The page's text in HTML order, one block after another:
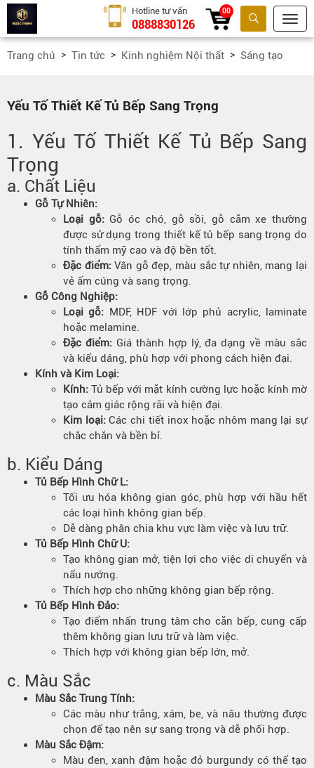
Tìm kiếm
Hotline tư vấn
0888830126
00
Trang chủ Tin tức Kinh nghiệm Nội thất Sáng tạo
Yếu Tố Thiết Kế Tủ Bếp Sang Trọng
1. Yếu Tố Thiết Kế Tủ Bếp Sang
Trọng
a. Chất Liệu
Gỗ Tự Nhiên:
Loại gỗ:Gỗ óc chó, gỗ sồi, gỗ căm xe thường
được sử dụng trong thiết kế tủ bếp sang trọng do
tính thẩm mỹ cao và độ bền tốt.
Đặc điểm:Vân gỗ đẹp, màu sắc tự nhiên, mang lại
vẻ ấm cúng và sang trọng.
Gỗ Công Nghiệp:
Loại gỗ: MDF, HDF với lớp phủ acrylic, laminate
hoặc melamine.
Đặc điểm:Giá thành hợp lý, đa dạng về màu sắc
và kiểu dáng, phù hợp với phong cách hiện đại.
Kính và Kim Loại:
Kính: Tủ bếp với mặt kính cường lực hoặc kính mờ
tạo cảm giác rộng rãi và hiện đại.
Kim loại:Các chi tiết inox hoặc nhôm mang lại sự
chắc chắn và bền bỉ.
b. Kiểu Dáng
Tủ Bếp Hình Chữ L:
Tối ưu hóa không gian góc, phù hợp với hầu hết
các loại hình không gian bếp.
Dễ dàng phân chia khu vực làm việc và lưu trữ.
Tủ Bếp Hình Chữ U:
Tạo không gian mở, tiện lợi cho việc di chuyển và
nấu nướng.
Thích hợp cho những không gian bếp rộng.
Tủ Bếp Hình Đảo:
Tạo điểm nhấn trung tâm cho căn bếp, cung cấp
thêm không gian lưu trữ và làm việc.
Thích hợp với không gian bếp lớn, mở.
c. Màu Sắc
Màu Sắc Trung Tính:
Các màu như trắng, xám, be, và nâu thường được
chọn để tạo nên sự sang trọng và dễ phối hợp.
Màu Sắc Đậm:
Màu đen, xanh đậm hoặc đỏ burgundy có thể tạo